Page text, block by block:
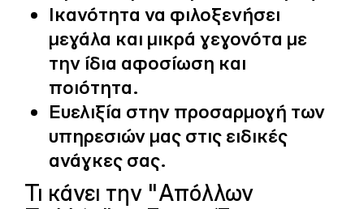
Ικανότητα να φιλοξενήσει
μεγάλα και μικρά γεγονότα με
την ίδια αφοσίωση και
ποιότητα.
Ευελιξία στην προσαρμογή των
υπηρεσιών μας στις ειδικές
ανάγκες σας.
Τι κάνει την "Απόλλων